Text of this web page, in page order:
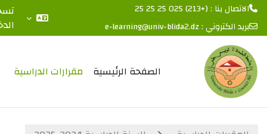
المحتوى الرئيسي
(+213) 025 25 25 25
:
e-learning@univ-blida2.dz
تسجيل
الدخول
الصفحة الرئيسية مقرارات الدراسية